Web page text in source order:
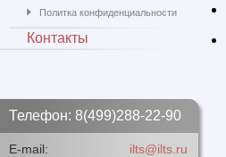
Политка конфиденциальности
Контакты
Телефон: 8(499)288-22-90
E-mail: ilts@ilts.ru